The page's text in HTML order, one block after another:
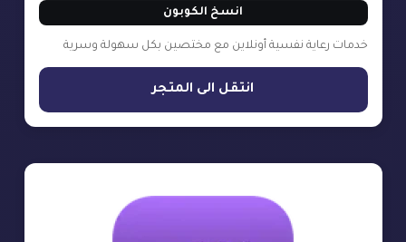
انسخ الكوبون
خدمات رعاية نفسية أونلاين مع مختصين بكل سهولة وسرية
انتقل الى المتجر